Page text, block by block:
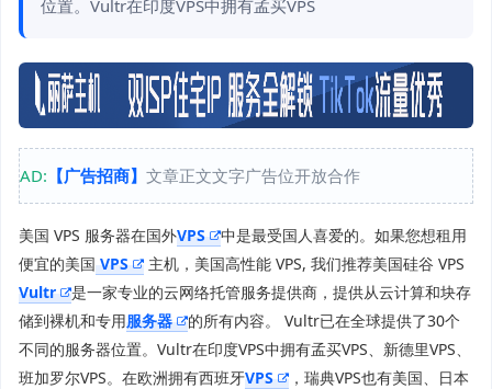
位置。Vultr在印度VPS中拥有孟买VPS
AD: 【广告招商】 文章正文文字广告位开放合作
美国 VPS 服务器在国外VPS
中是最受国人喜爱的。如果您想租用
便宜的美国VPS
主机，美国高性能 VPS, 我们推荐美国硅谷 VPS
Vultr
是一家专业的云网络托管服务提供商，提供从云计算和块存
储到裸机和专用服务器
的所有内容。 Vultr已在全球提供了30个
不同的服务器位置。Vultr在印度VPS中拥有孟买VPS、新德里VPS、
班加罗尔VPS。在欧洲拥有西班牙VPS
，瑞典VPS也有美国、日本